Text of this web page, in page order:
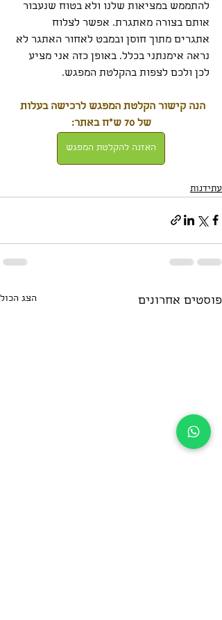
להתממש במציאות שלנו ולא בטוח שנעבור
אותם בצורה מאתגרת. אפשר לצלוח
אתגרים מתוך חוסן ובמבט לאחור האתגר לא
נראה אימנתני בכלל. באופן כזה אני מציע
לכן ולכם לצפות בהקלטת המפגש.
הנה קישור הקלטת המפגש לרכישה בעלות
של 70 ש"ח באתר:
האזנה להקלטת המפגש
עתידנות
פוסטים אחרונים הצג הכול